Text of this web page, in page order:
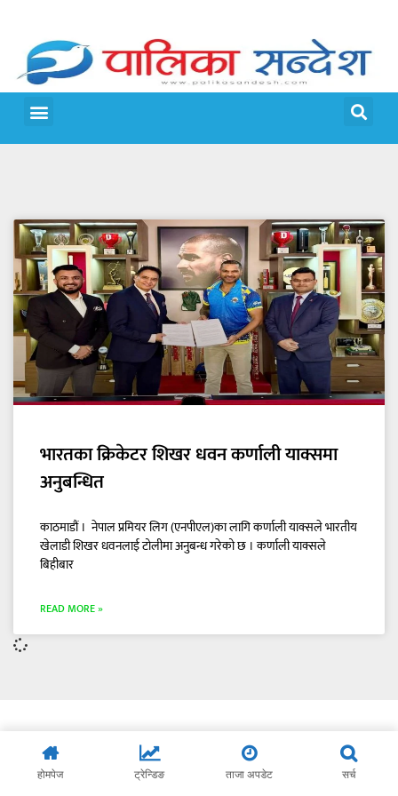
भारतका क्रिकेटर शिखर धवन कर्णाली याक्समा
अनुबन्धित
काठमाडौं । नेपाल प्रमियर लिग (एनपीएल)का लागि कर्णाली याक्सले भारतीय
खेलाडी शिखर धवनलाई टोलीमा अनुबन्ध गरेको छ । कर्णाली याक्सले
बिहीबार
READ MORE »
होमपेज ट्रेन्डिङ ताजा अपडेट सर्च